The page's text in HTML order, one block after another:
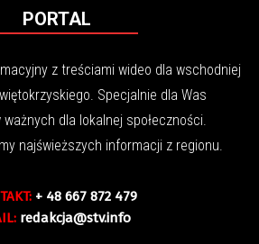
PORTAL
z treściami wideo dla wschodniej
Specjalnie dla Was
dla lokalnej społeczności.
najświeższych informacji z regionu.
+ 48 667 872 479
redakcja@stv.info